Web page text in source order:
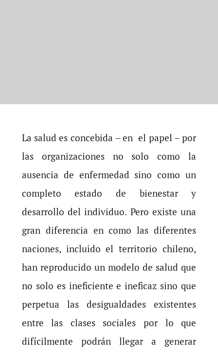
La salud es concebida – en el papel – por
las organizaciones no solo como la
ausencia de enfermedad sino como un
completo estado de bienestar y
desarrollo del individuo. Pero existe una
gran diferencia en como las diferentes
naciones, incluido el territorio chileno,
han reproducido un modelo de salud que
no solo es ineficiente e ineficaz sino que
perpetua las desigualdades existentes
entre las clases sociales por lo que
difícilmente podrán llegar a generar